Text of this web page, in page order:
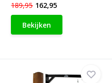
189,95 162,95
Bekijken